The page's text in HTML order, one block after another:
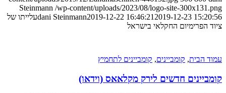
Steinmann /wp-content/uploads/2023/08/logo-site-
dani Steinmann2019-12-22 16:46:212019-12-23
עלייתו של
הפרימיום החקלאי בישראל
הבית ,קומביינים,קומביינים לתחמיץ
חדשים לירק מקלאאס (וידאו)